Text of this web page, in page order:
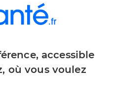
accessible
où vous voulez